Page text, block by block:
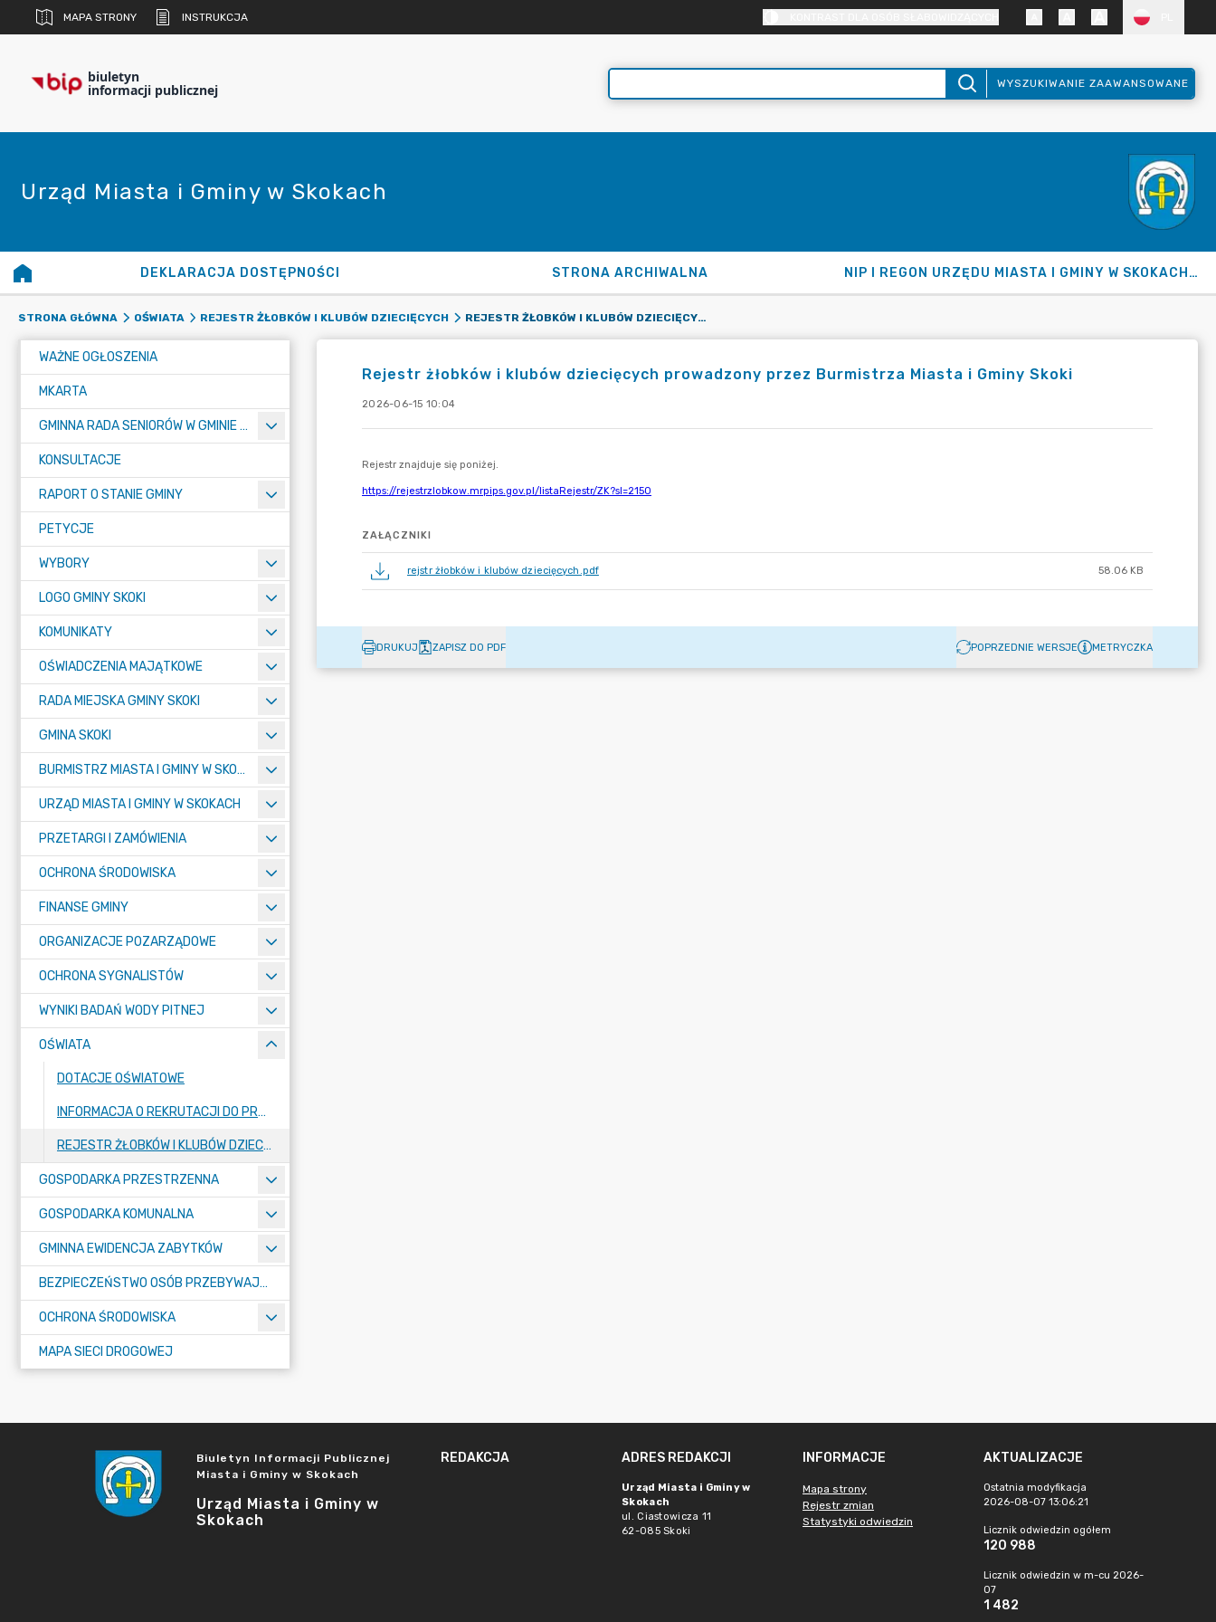
MAPA STRONY INSTRUKCJA
biuletyn
informacji publicznej WYSZUKIWANIE ZAAWANSOWANE
Urząd Miasta i Gminy w Skokach
DEKLARACJA DOSTĘPNOŚCI STRONA ARCHIWALNA NIP I REGON URZĘDU MIASTA I GMINY W SKOKACH ORAZ GMINY SKOKI
STRONA GŁÓWNA OŚWIATA REJESTR ŻŁOBKÓW I KLUBÓW DZIECIĘCYCH REJESTR ŻŁOBKÓW I KLUBÓW DZIECIĘCYCH PROWADZONY PRZEZ BURMISTRZA MIASTA I GMINY SKOKI
WAŻNE OGŁOSZENIA
MKARTA
GMINNA RADA SENIORÓW W GMINIE SKOKI
KONSULTACJE
RAPORT O STANIE GMINY
PETYCJE
WYBORY
LOGO GMINY SKOKI
KOMUNIKATY
OŚWIADCZENIA MAJĄTKOWE
RADA MIEJSKA GMINY SKOKI
GMINA SKOKI
BURMISTRZ MIASTA I GMINY W SKOKACH
URZĄD MIASTA I GMINY W SKOKACH
PRZETARGI I ZAMÓWIENIA
OCHRONA ŚRODOWISKA
FINANSE GMINY
ORGANIZACJE POZARZĄDOWE
OCHRONA SYGNALISTÓW
WYNIKI BADAŃ WODY PITNEJ
OŚWIATA
DOTACJE OŚWIATOWE
INFORMACJA O REKRUTACJI DO PRZEDSZKOLA SAMORZĄDOWEGO I DO KLASY I SZKOŁY PODSTAWOWEJ W SKOKACH
REJESTR ŻŁOBKÓW I KLUBÓW DZIECIĘCYCH
GOSPODARKA PRZESTRZENNA
GOSPODARKA KOMUNALNA
GMINNA EWIDENCJA ZABYTKÓW
BEZPIECZEŃSTWO OSÓB PRZEBYWAJĄCYCH NA OBSZARACH WODNYCH - ANALIZA ZAGROŻEŃ
OCHRONA ŚRODOWISKA
MAPA SIECI DROGOWEJ
Rejestr żłobków i klubów dziecięcych prowadzony przez Burmistrza Miasta i Gminy Skoki
2026-06-15 10:04
ZAŁĄCZNIKI
rejstr żłobków i klubów dziecięcych.pdf 58.06 KB
DRUKUJ ZAPISZ DO PDF POPRZEDNIE WERSJE METRYCZKA
Biuletyn Informacji Publicznej
Miasta i Gminy w Skokach
Urząd Miasta i Gminy w
Skokach
REDAKCJA ADRES REDAKCJI
Urząd Miasta i Gminy w
Skokach
ul. Ciastowicza 11
62-085 Skoki
INFORMACJE
Mapa strony
Rejestr zmian
Statystyki odwiedzin
AKTUALIZACJE
Ostatnia modyfikacja
2026-08-07 13:06:21
Licznik odwiedzin ogółem
120 988
Licznik odwiedzin w m-cu 2026-
07
1 482